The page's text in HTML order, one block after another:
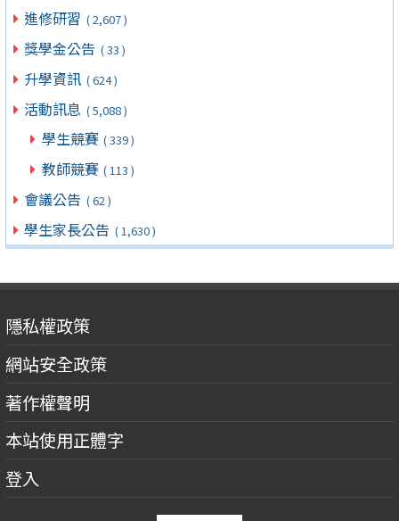
進修研習 ( 2,607 )
獎學金公告 ( 33 )
升學資訊 ( 624 )
活動訊息 ( 5,088 )
學生競賽 ( 339 )
教師競賽 ( 113 )
會議公告 ( 62 )
學生家長公告 ( 1,630 )
隱私權政策
網站安全政策
著作權聲明
本站使用正體字
登入